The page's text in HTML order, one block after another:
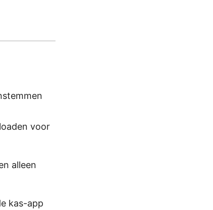
voor
alleen
kas-app